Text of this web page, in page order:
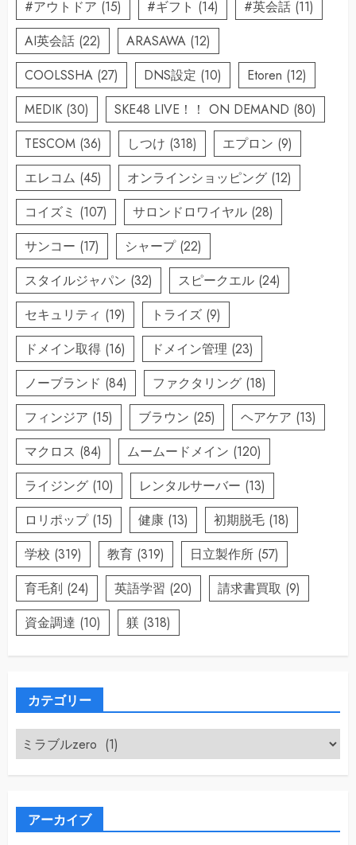
#アウトドア (15) #ギフト (14) #英会話 (11)
AI英会話 (22) ARASAWA (12)
COOLSSHA (27) DNS設定 (10) Etoren (12)
MEDIK (30) SKE48 LIVE！！ ON DEMAND (80)
TESCOM (36) しつけ (318) エプロン (9)
エレコム (45) オンラインショッピング (12)
コイズミ (107) サロンドロワイヤル (28)
サンコー (17) シャープ(22)
スタイルジャパン (32) スピークエル (24)
セキュリティ (19) トライズ (9)
ドメイン取得 (16) ドメイン管理 (23)
ノーブランド (84) ファクタリング (18)
フィンジア (15) ブラウン (25) ヘアケア (13)
マクロス (84) ムームードメイン (120)
ライジング (10) レンタルサーバー (13)
ロリポップ(15) 健康 (13) 初期脱毛 (18)
学校 (319) 教育 (319) 日立製作所 (57)
育毛剤 (24) 英語学習 (20) 請求書買取 (9)
資金調達 (10) 躾 (318)
カテゴリー
カ
テ
ゴ
アーカイブ